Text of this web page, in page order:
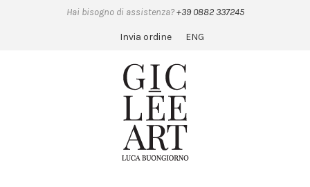
Hai bisogno di assistenza?+39 0882 337245
Invia ordine ENG